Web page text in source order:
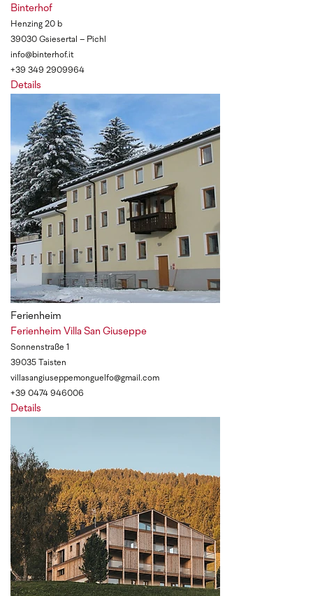
Binterhof
Henzing 20 b
39030 Gsiesertal – Pichl
info@binterhof.it
+39 349 2909964
Details
Ferienheim
Ferienheim Villa San Giuseppe
Sonnenstraße 1
39035 Taisten
villasangiuseppemonguelfo@gmail.com
+39 0474 946006
Details